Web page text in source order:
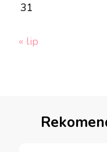
31
« lip